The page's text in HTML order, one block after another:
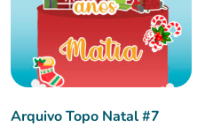
Arquivo Topo Natal #7